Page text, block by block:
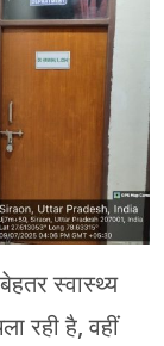
स्वास्थ्य
रही है, वहीं